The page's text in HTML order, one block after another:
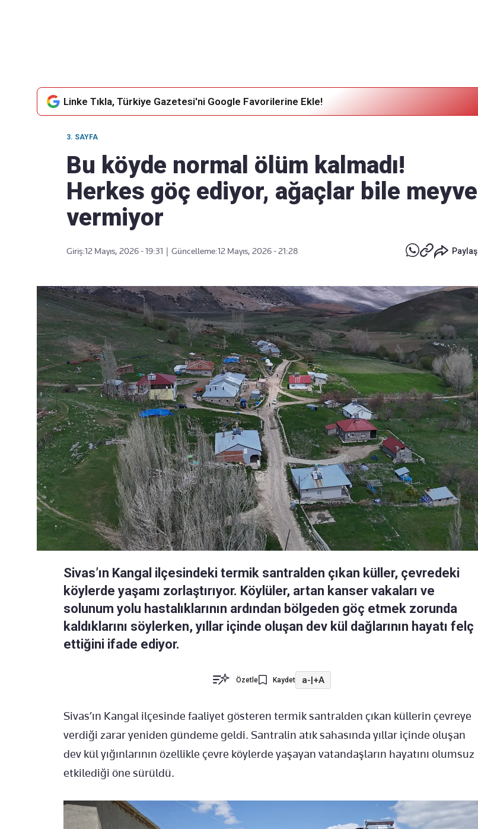
Linke Tıkla, Türkiye Gazetesi'ni Google Favorilerine Ekle!
3. SAYFA
Bu köyde normal ölüm kalmadı!
Herkes göç ediyor, ağaçlar bile meyve
vermiyor
Giriş:12 Mayıs, 2026 - 19:31 Güncelleme:12 Mayıs, 2026 - 21:28 Paylaş
Sivas’ın Kangal ilçesindeki termik santralden çıkan küller, çevredeki
köylerde yaşamı zorlaştırıyor. Köylüler, artan kanser vakaları ve
solunum yolu hastalıklarının ardından bölgeden göç etmek zorunda
kaldıklarını söylerken, yıllar içinde oluşan dev kül dağlarının hayatı felç
ettiğini ifade ediyor.
Özetle Kaydet a-|+A
Sivas’ın Kangal ilçesinde faaliyet gösteren termik santralden çıkan küllerin çevreye
verdiği zarar yeniden gündeme geldi. Santralin atık sahasında yıllar içinde oluşan
dev kül yığınlarının özellikle çevre köylerde yaşayan vatandaşların hayatını olumsuz
etkilediği öne sürüldü.